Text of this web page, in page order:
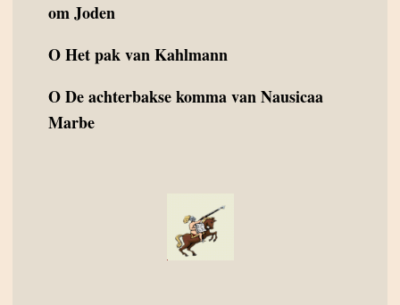
om Joden
OHet pak van Kahlmann
ODe achterbakse komma van Nausicaa
Marbe